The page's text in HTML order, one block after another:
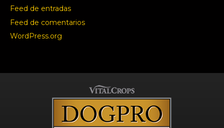
Feed de entradas
Feed de comentarios
WordPress.org